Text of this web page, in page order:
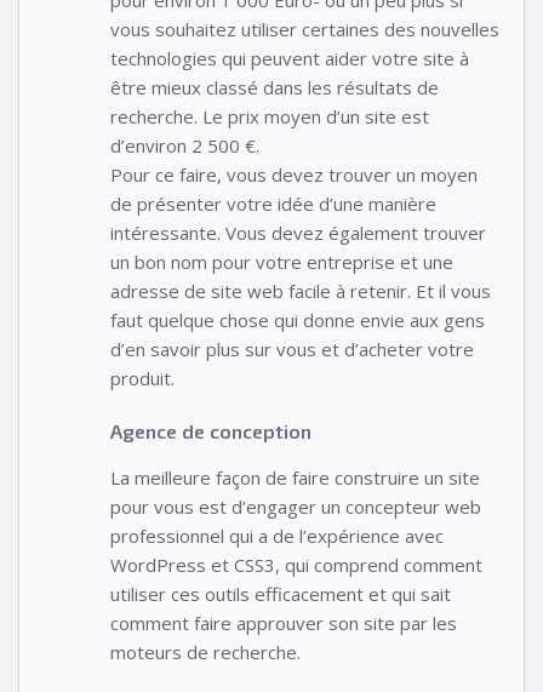
vous souhaitez utiliser certaines des nouvelles
technologies qui peuvent aider votre site à
être mieux classé dans les résultats de
recherche. Le prix moyen d’un site est
d’environ 2 500 €.
Pour ce faire, vous devez trouver un moyen
de présenter votre idée d’une manière
intéressante. Vous devez également trouver
un bon nom pour votre entreprise et une
adresse de site web facile à retenir. Et il vous
faut quelque chose qui donne envie aux gens
d’en savoir plus sur vous et d’acheter votre
produit.
Agence de conception
La meilleure façon de faire construire un site
pour vous est d’engager un concepteur web
professionnel qui a de l’expérience avec
WordPress et CSS3, qui comprend comment
utiliser ces outils efficacement et qui sait
comment faire approuver son site par les
moteurs de recherche.